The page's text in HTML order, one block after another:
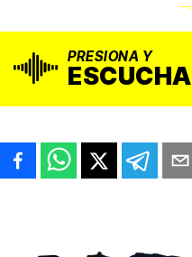
PRESIONA Y
ESCUCHA